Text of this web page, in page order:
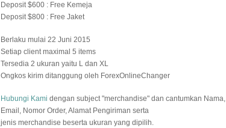
Deposit $600 : Free Kemeja
Deposit $800 : Free Jaket
Berlaku mulai 22 Juni 2015
Setiap client maximal 5 items
Tersedia 2 ukuran yaitu L dan XL
Ongkos kirim ditanggung oleh ForexOnlineChanger
Hubungi Kami dengan subject "merchandise" dan cantumkan Nama,
Email, Nomor Order, Alamat Pengiriman serta
jenis merchandise beserta ukuran yang dipilih.